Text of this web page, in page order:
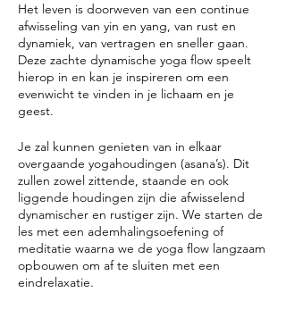
Het leven is doorweven van een continue
afwisseling van yin en yang, van rust en
dynamiek, van vertragen en sneller gaan.
Deze zachte dynamische yoga flow speelt
hierop in en kan je inspireren om een
evenwicht te vinden in je lichaam en je
geest.
Je zal kunnen genieten van in elkaar
overgaande yogahoudingen (asana’s). Dit
zullen zowel zittende, staande en ook
liggende houdingen zijn die afwisselend
dynamischer en rustiger zijn. We starten de
les met een ademhalingsoefening of
meditatie waarna we de yoga flow langzaam
opbouwen om af te sluiten met een
eindrelaxatie.